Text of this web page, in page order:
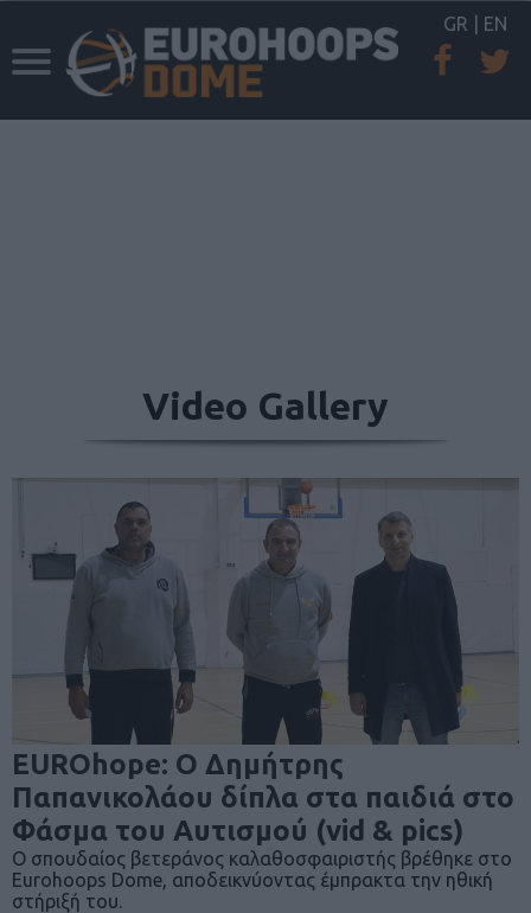
GR EN
Video Gallery
EUROhope: Ο Δημήτρης
Παπανικολάου δίπλα στα παιδιά στο
Φάσμα του Αυτισμού (vid & pics)
Ο σπουδαίος βετεράνος καλαθοσφαιριστής βρέθηκε στο
Eurohoops Dome, αποδεικνύοντας έμπρακτα την ηθική
στήριξή του.